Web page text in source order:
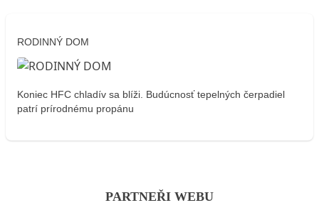
RODINNÝ DOM
Koniec HFC chladív sa blíži. Budúcnosť tepelných čerpadiel
patrí prírodnému propánu
PARTNEŘI WEBU